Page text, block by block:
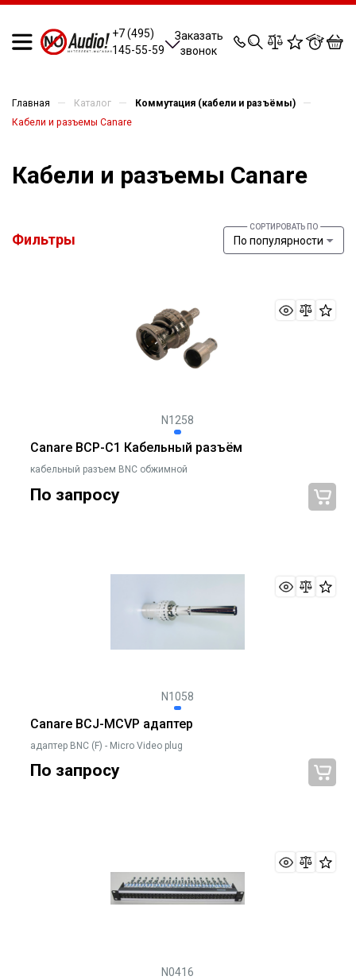
+7 (495)
145-55-59
Заказать
звонок
0 0 0 0
Главная — Каталог — Коммутация (кабели и разъёмы) —
Кабели и разъемы Canare
Кабели и разъемы Canare
Фильтры По популярности
N1258
Canare BCP-C1 Кабельный разъём
кабельный разъем BNC обжимной
По запросу
N1058
Canare BCJ-MCVP адаптер
адаптер BNC (F) - Micro Video plug
По запросу
N0416